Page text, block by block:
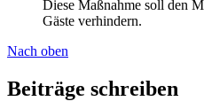
Diese Maßnahme soll den
Gäste verhindern.
Nach oben
Beiträge schreiben